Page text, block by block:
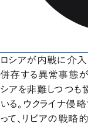
ロシアが内戦に介入
併存する異常事態が
シアを非難しつつ
いる。ウクライナ侵
って、リビアの戦略